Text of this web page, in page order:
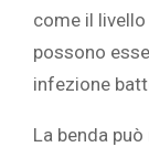
come il
possono
infezione
La benda